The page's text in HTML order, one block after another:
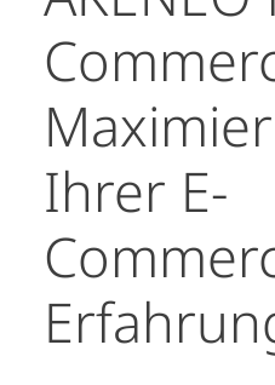
Ihrer E-